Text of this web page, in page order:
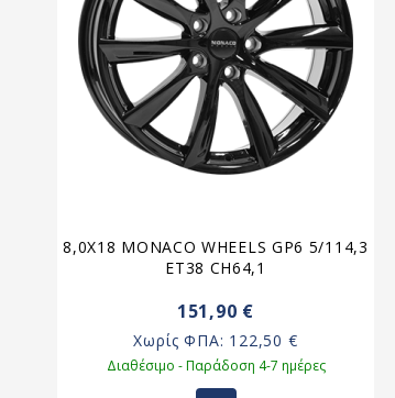
8,0X18 MONACO WHEELS GP6 5/114,3
ET38 CH64,1
151,90 €
Χωρίς ΦΠΑ: 122,50 €
Διαθέσιμο - Παράδοση 4-7 ημέρες